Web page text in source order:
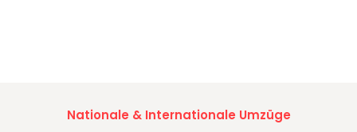
Nationale & Internationale Umzüge